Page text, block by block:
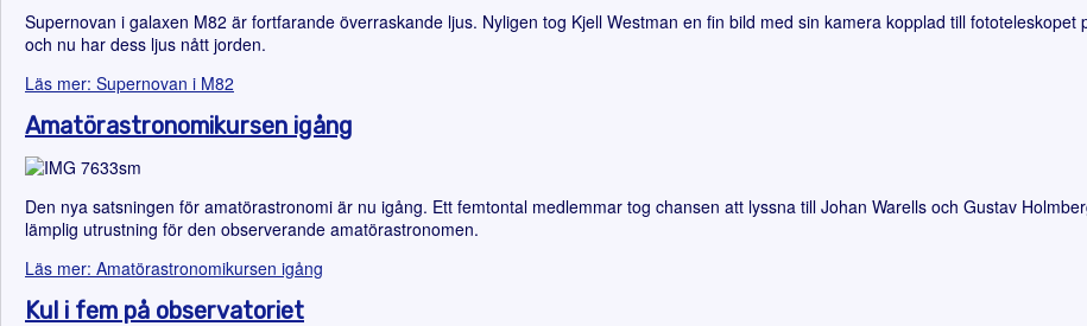
Supernovan i galaxen M82 är fortfarande överraskande ljus. Nyligen tog Kjell Westman en fin bild med sin kamera kopplad till
och nu har dess ljus nått jorden.
Läs mer: Supernovan i M82
Amatörastronomikursen igång
Den nya satsningen för amatörastronomi är nu igång. Ett femtontal medlemmar tog chansen att lyssna till Johan Warells och Gustav
lämplig utrustning för den observerande amatörastronomen.
Läs mer: Amatörastronomikursen igång
Kul i fem på observatoriet